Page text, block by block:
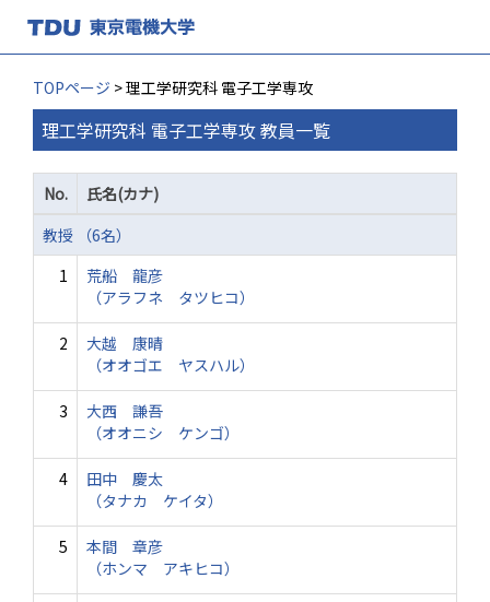
TOPページ > 理工学研究科 電子工学専攻
理工学研究科 電子工学専攻 教員一覧
No.
氏名(カナ)
教授 （6名）
1
荒船 龍彦
（アラフネ タツヒコ）
2
大越 康晴
（オオゴエ ヤスハル）
3
大西 謙吾
（オオニシ ケンゴ）
4
田中 慶太
（タナカ ケイタ）
5
本間 章彦
（ホンマ アキヒコ）